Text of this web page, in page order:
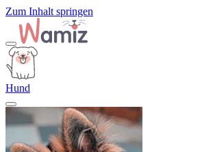
Zum Inhalt springen
Hund